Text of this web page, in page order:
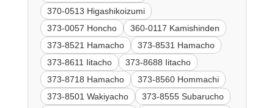
370-0513 Higashikoizumi
373-0057 Honcho
360-0117 Kamishinden
373-8521 Hamacho
373-8531 Hamacho
373-8611 Iitacho
373-8688 Iitacho
373-8718 Hamacho
373-8560 Hommachi
373-8501 Wakiyacho
373-8555 Subarucho